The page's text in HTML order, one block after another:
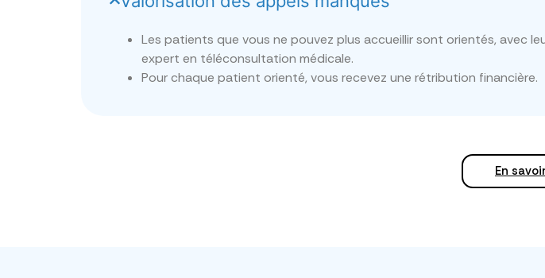
Les patients que vous ne pouvez plus accueillir sont orientés, avec
expert en téléconsultation médicale.
Pour chaque patient orienté, vous recevez une rétribution financière.
En